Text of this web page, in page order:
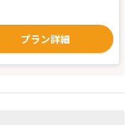
プラン詳細